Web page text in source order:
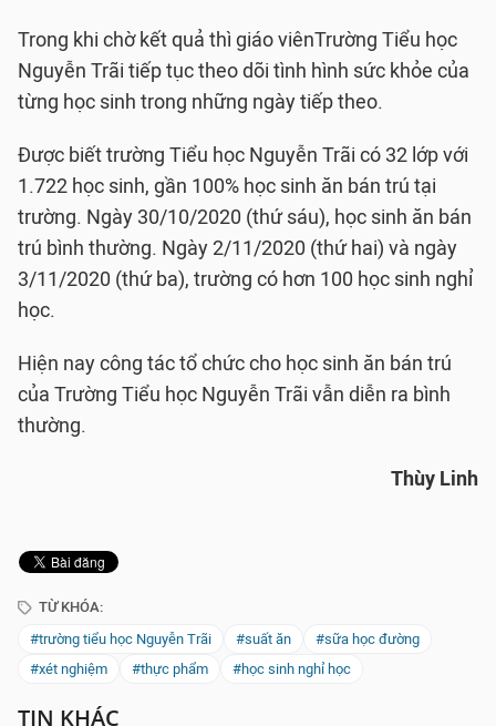
Trong khi chờ kết quả thì giáo viênTrường Tiểu học
Nguyễn Trãi tiếp tục theo dõi tình hình sức khỏe của
từng học sinh trong những ngày tiếp theo.
Được biết trường Tiểu học Nguyễn Trãi có 32 lớp với
1.722 học sinh, gần 100% học sinh ăn bán trú tại
trường. Ngày 30/10/2020 (thứ sáu), học sinh ăn bán
trú bình thường. Ngày 2/11/2020 (thứ hai) và ngày
3/11/2020 (thứ ba), trường có hơn 100 học sinh nghỉ
học.
Hiện nay công tác tổ chức cho học sinh ăn bán trú
của Trường Tiểu học Nguyễn Trãi vẫn diễn ra bình
thường.
Thùy Linh
TỪ KHÓA:
#trường tiểu học Nguyễn Trãi
#suất ăn
#sữa học đường
#xét nghiệm
#thực phẩm #học sinh nghỉ học
TIN KHÁC